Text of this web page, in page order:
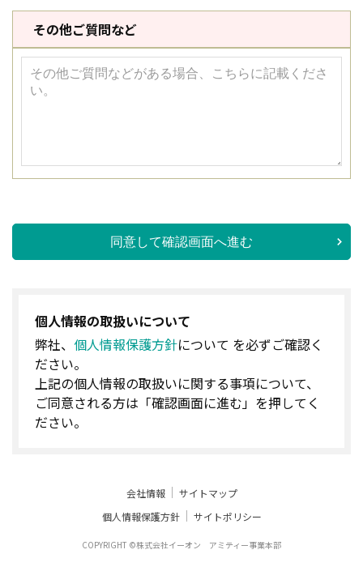
その他ご質問など
同意して確認画面へ進む
個人情報の取扱いについて
弊社、 個人情報保護方針について を必ずご確認く
ださい。
上記の個人情報の取扱いに関する事項について、
ご同意される方は「確認画面に進む」を押してく
ださい。
会社情報
サイトマップ
個人情報保護方針
サイトポリシー
COPYRIGHT ©株式会社イーオン アミティー事業本部